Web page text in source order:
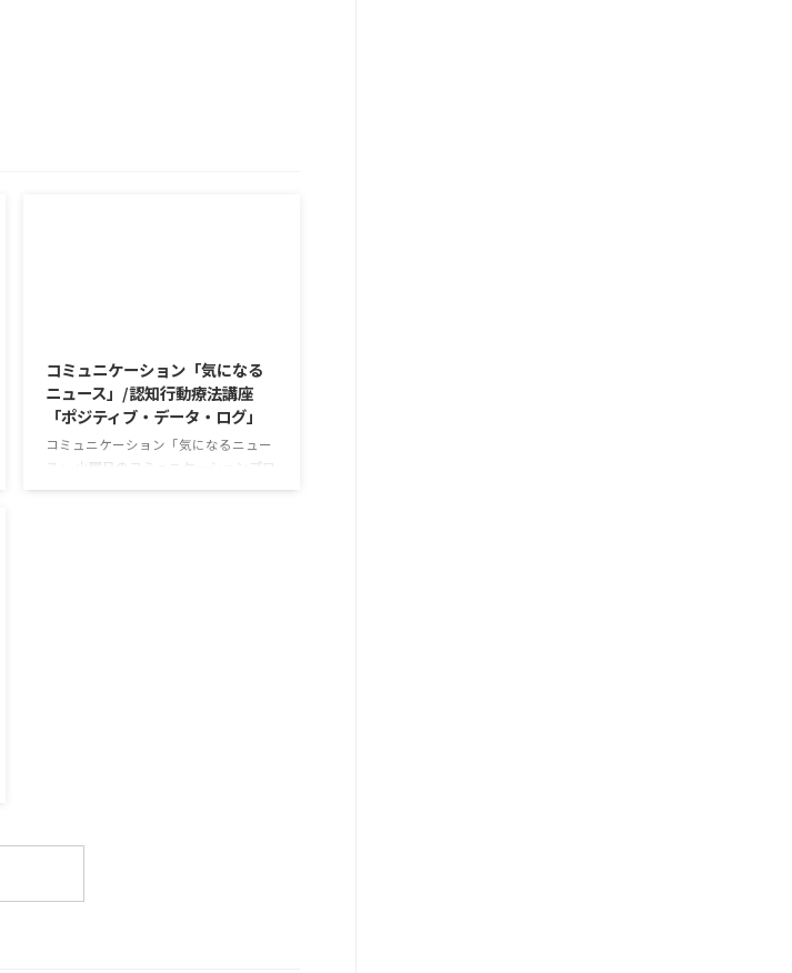
コミュニケーション「気になる
ニュース」/認知行動療法講座
「ポジティブ・データ・ログ」
コミュニケーション「気になるニュー
ス」 火曜日のコミュニケーションプロ